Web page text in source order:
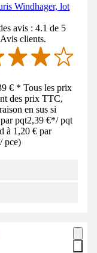
Windhager, lot
avis : 4.1 de 5
clients.
€ * Tous les prix
des prix TTC,
en sus si
pqt2,39 €*/ pqt
à 1,20 € par
/ pce)